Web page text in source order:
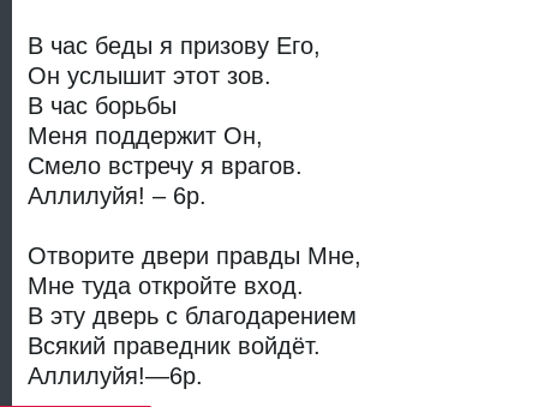
В час беды я призову Его,
Он услышит этот зов.
В час борьбы
Меня поддержит Он,
Смело встречу я врагов.
Аллилуйя! – 6р.
Отворите двери правды Мне,
Мне туда откройте вход.
В эту дверь с благодарением
Всякий праведник войдёт.
Аллилуйя!—6р.